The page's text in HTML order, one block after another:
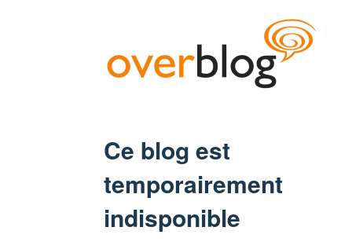
Ce blog est
temporairement
indisponible